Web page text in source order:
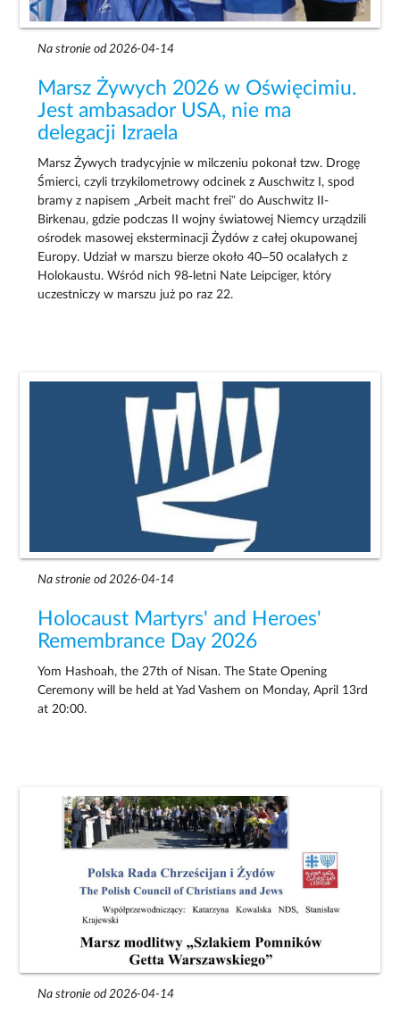
Na stronie od 2026-04-14
Marsz Żywych 2026 w Oświęcimiu.
Jest ambasador USA, nie ma
delegacji Izraela
Marsz Żywych tradycyjnie w milczeniu pokonał tzw. Drogę
Śmierci, czyli trzykilometrowy odcinek z Auschwitz I, spod
bramy z napisem „Arbeit macht frei” do Auschwitz II-
Birkenau, gdzie podczas II wojny światowej Niemcy urządzili
ośrodek masowej eksterminacji Żydów z całej okupowanej
Europy. Udział w marszu bierze około 40–50 ocalałych z
Holokaustu. Wśród nich 98‑letni Nate Leipciger, który
uczestniczy w marszu już po raz 22.
Na stronie od 2026-04-14
Holocaust Martyrs' and Heroes'
Remembrance Day 2026
Yom Hashoah, the 27th of Nisan. The State Opening
Ceremony will be held at Yad Vashem on Monday, April 13rd
at 20:00.
Na stronie od 2026-04-14